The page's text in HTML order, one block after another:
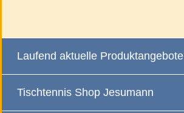
Laufend aktuelle Produktangebote
Tischtennis Shop Jesumann